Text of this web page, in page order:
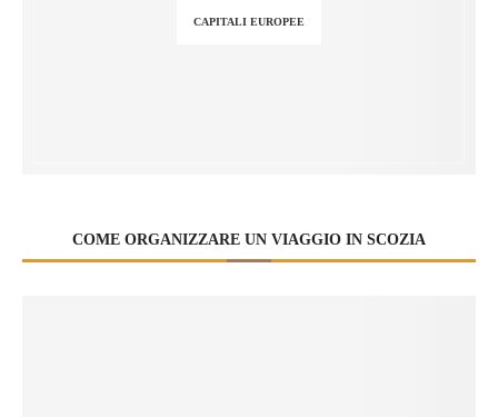
CAPITALI EUROPEE
COME ORGANIZZARE UN VIAGGIO IN SCOZIA